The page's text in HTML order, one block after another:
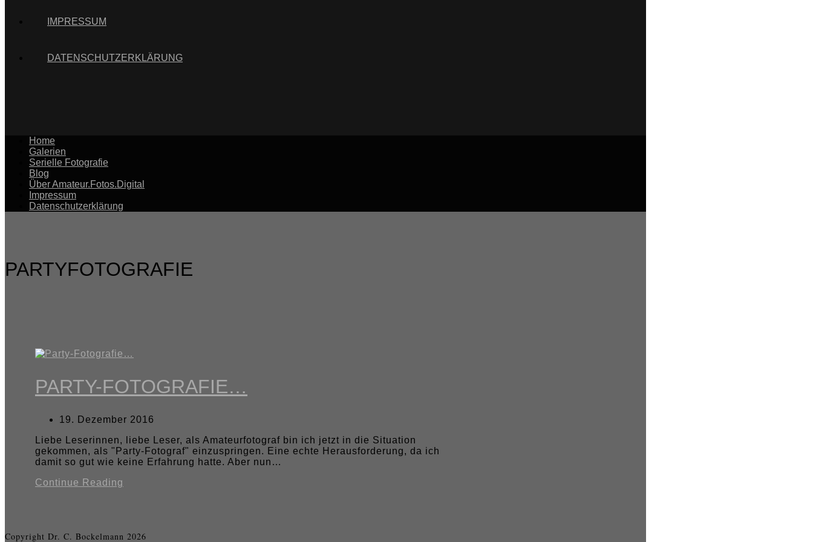
IMPRESSUM
DATENSCHUTZERKLÄRUNG
Home
Galerien
Serielle Fotografie
Blog
Über Amateur.Fotos.Digital
Impressum
Datenschutzerklärung
PARTYFOTOGRAFIE
PARTY-FOTOGRAFIE…
19. Dezember 2016
Liebe Leserinnen, liebe Leser, als Amateurfotograf bin ich jetzt in die Situation
gekommen, als "Party-Fotograf" einzuspringen. Eine echte Herausforderung, da ich
damit so gut wie keine Erfahrung hatte. Aber nun…
Continue Reading
Copyright Dr. C. Bockelmann 2026